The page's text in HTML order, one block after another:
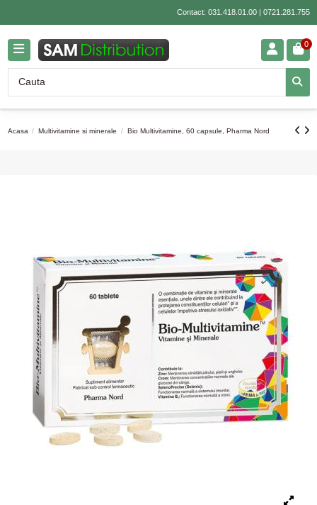
Contact: 031.418.01.00| 0721.281.755
0
Acasa Multivitamine si minerale Bio Multivitamine, 60 capsule, Pharma Nord